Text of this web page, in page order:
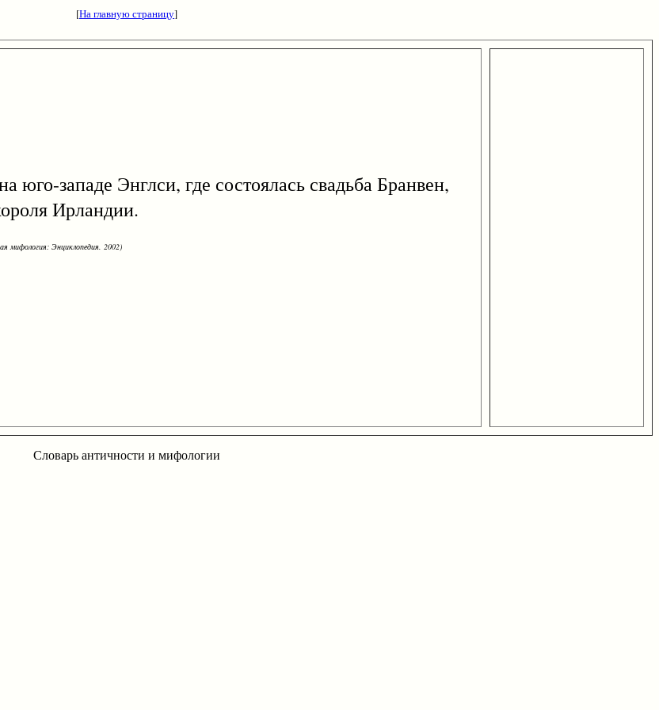
[На главную страницу]
западе Энглси, где состоялась свадьба Бранвен,
Ирландии.
мифология: Энциклопедия. 2002)
Словарь античности и мифологии